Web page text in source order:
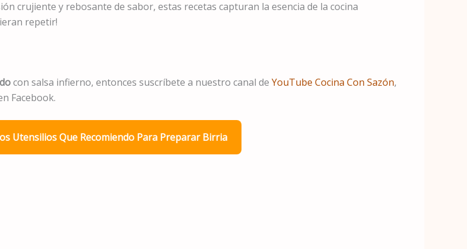
crujiente y rebosante de sabor, estas recetas capturan la esencia de la cocina
repetir!
con salsa infierno, entonces suscríbete a nuestro canal de YouTube Cocina Con Sazón,
Facebook.
Utensilios Que Recomiendo Para Preparar Birria